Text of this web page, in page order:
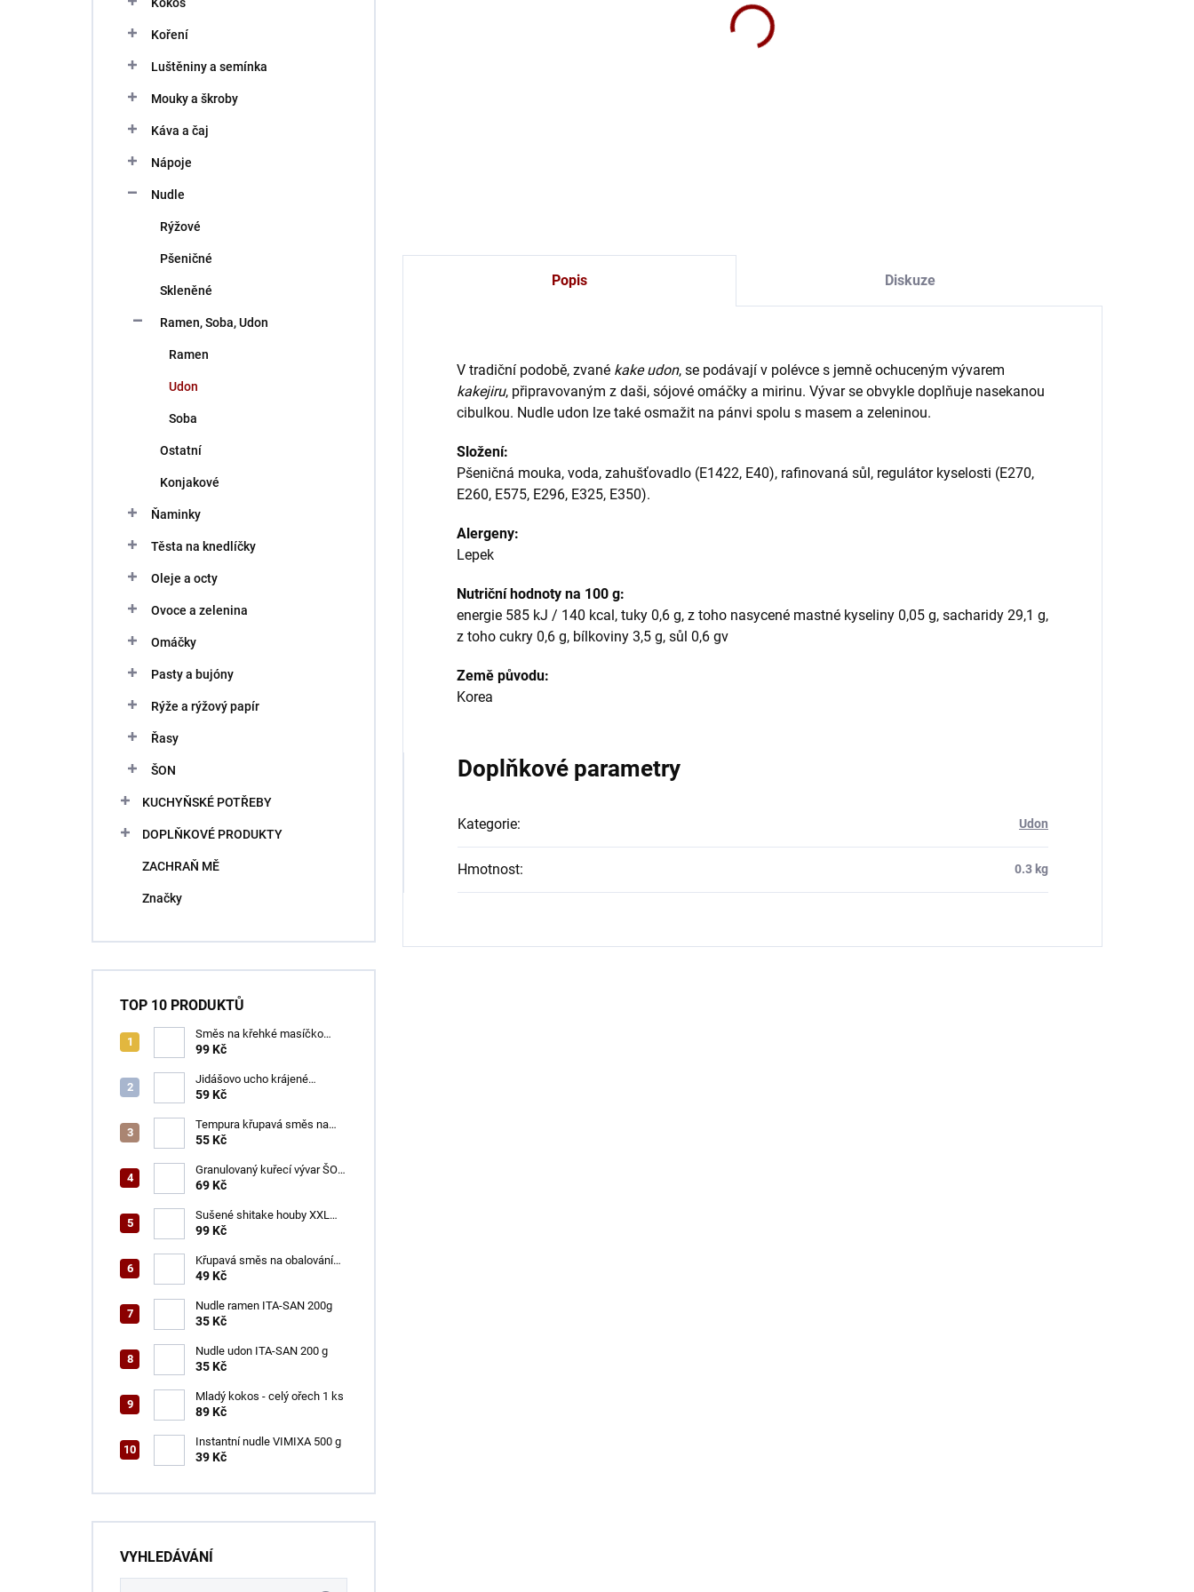
Koření
Luštěniny a semínka
Mouky a škroby
Káva a čaj
Nápoje
Nudle
Rýžové
Pšeničné
Skleněné
Ramen, Soba, Udon
Ramen
Udon
Soba
Ostatní
Konjakové
Ňaminky
Těsta na knedlíčky
Oleje a octy
Ovoce a zelenina
Omáčky
Pasty a bujóny
Rýže a rýžový papír
Řasy
ŠON
KUCHYŇSKÉ POTŘEBY
DOPLŇKOVÉ PRODUKTY
ZACHRAŇ MĚ
Značky
TOP 10 PRODUKTŮ
Směs na křehké masíčko
ŠON 125 g
99 Kč
Jidášovo ucho krájené
TOTACO 100 g
59 Kč
Tempura křupavá směs na
obalování GOGI 150 g
55 Kč
Granulovaný kuřecí vývar ŠON
100 g
69 Kč
Sušené shitake houby XXL
ŠON 100 g
99 Kč
Křupavá směs na obalování
VINH THUAN 150 g
49 Kč
Nudle ramen ITA-SAN 200g
35 Kč
Nudle udon ITA-SAN 200 g
35 Kč
Mladý kokos - celý ořech 1 ks
89 Kč
Instantní nudle VIMIXA 500 g
39 Kč
VYHLEDÁVÁNÍ
Popis Diskuze
V tradiční podobě, zvané kake udon, se podávají v polévce s jemně ochuceným vývarem
kakejiru, připravovaným z daši, sójové omáčky a mirinu. Vývar se obvykle doplňuje nasekanou
cibulkou. Nudle udon lze také osmažit na pánvi spolu s masem a zeleninou.
Složení:
Pšeničná mouka, voda, zahušťovadlo (E1422, E40), rafinovaná sůl, regulátor kyselosti (E270,
E260, E575, E296, E325, E350).
Alergeny:
Lepek
Nutriční hodnoty na 100 g:
energie 585 kJ / 140 kcal, tuky 0,6 g, z toho nasycené mastné kyseliny 0,05 g, sacharidy 29,1 g,
z toho cukry 0,6 g, bílkoviny 3,5 g, sůl 0,6 gv
Země původu:
Korea
Doplňkové parametry
Kategorie: Udon
Hmotnost: 0.3 kg